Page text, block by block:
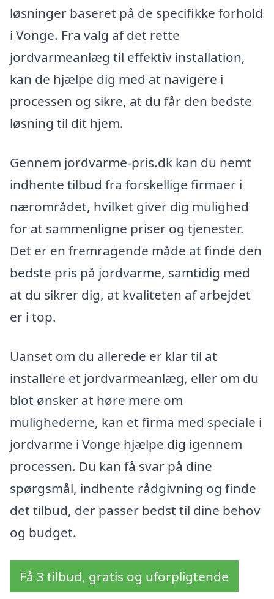
løsninger baseret på de specifikke forhold
i Vonge. Fra valg af det rette
jordvarmeanlæg til effektiv installation,
kan de hjælpe dig med at navigere i
processen og sikre, at du får den bedste
løsning til dit hjem.
Gennem jordvarme-pris.dk kan du nemt
indhente tilbud fra forskellige firmaer i
nærområdet, hvilket giver dig mulighed
for at sammenligne priser og tjenester.
Det er en fremragende måde at finde den
bedste pris på jordvarme, samtidig med
at du sikrer dig, at kvaliteten af arbejdet
er i top.
Uanset om du allerede er klar til at
installere et jordvarmeanlæg, eller om du
blot ønsker at høre mere om
mulighederne, kan et firma med speciale i
jordvarme i Vonge hjælpe dig igennem
processen. Du kan få svar på dine
spørgsmål, indhente rådgivning og finde
det tilbud, der passer bedst til dine behov
og budget.
Få 3 tilbud, gratis og uforpligtende